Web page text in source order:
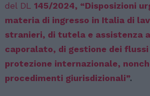
del DL 145/2024, “Disposizioni
materia di ingresso in Italia di
stranieri, di tutela e assistenza
caporalato, di gestione dei
protezione internazionale,
procedimenti giurisdizionali”.